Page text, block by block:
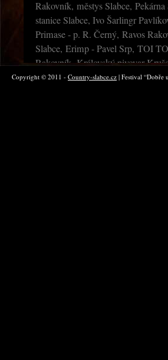
Rakovník, městys Slabce,
stanice Slabce, Ivo Šarlingr
Primase - p. R. Černý, Ravos
Slabce, Erimp - Pavel Srp, TOI
Rakovník, Královský pivovar
Frolík, Ing. Jiří Pergler Lubná,
Copyright © 2011 - Country-slabce.cz | Festival “Dobře